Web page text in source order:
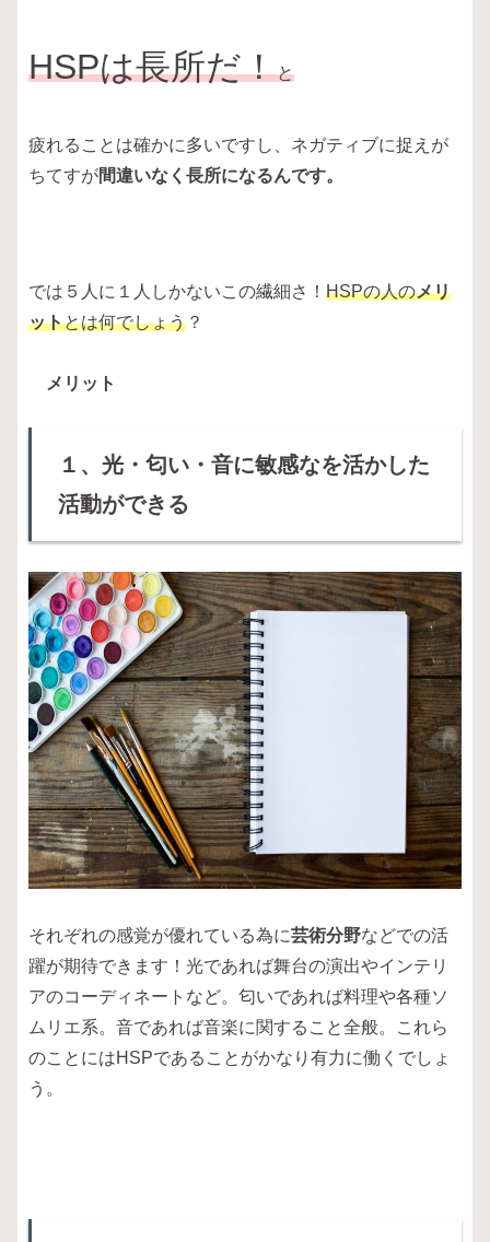
HSPは長所だ！と
疲れることは確かに多いですし、ネガティブに捉えが
ちてすが間違いなく長所になるんです。
では５人に１人しかないこの繊細さ！ HSPの人のメリ
ットとは何でしょう ？
メリット
１、光・匂い・音に敏感なを活かした
活動ができる
それぞれの感覚が優れている為に芸術分野などでの活
躍が期待できます！光であれば舞台の演出やインテリ
アのコーディネートなど。匂いであれば料理や各種ソ
ムリエ系。音であれば音楽に関すること全般。これら
のことにはHSPであることがかなり有力に働くでしょ
う。